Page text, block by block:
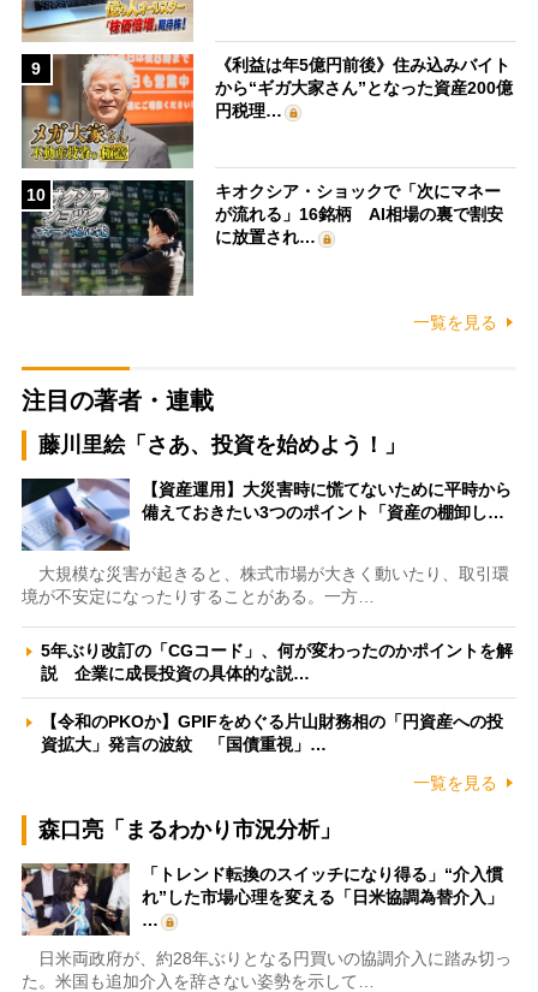
9
《利益は年5億円前後》住み込みバイト
から“ギガ大家さん”となった資産200億
円税理…
10
キオクシア・ショックで「次にマネー
が流れる」16銘柄 AI相場の裏で割安
に放置され…
一覧を見る
注目の著者・連載
藤川里絵「さあ、投資を始めよう！」
【資産運用】大災害時に慌てないために平時から
備えておきたい3つのポイント「資産の棚卸し…
大規模な災害が起きると、株式市場が大きく動いたり、取引環
境が不安定になったりすることがある。一方…
5年ぶり改訂の「CGコード」、何が変わったのかポイントを解
説 企業に成長投資の具体的な説…
【令和のPKOか】GPIFをめぐる片山財務相の「円資産への投
資拡大」発言の波紋 「国債重視」…
一覧を見る
森口亮「まるわかり市況分析」
「トレンド転換のスイッチになり得る」“介入慣
れ”した市場心理を変える「日米協調為替介入」
…
日米両政府が、約28年ぶりとなる円買いの協調介入に踏み切っ
た。米国も追加介入を辞さない姿勢を示して…